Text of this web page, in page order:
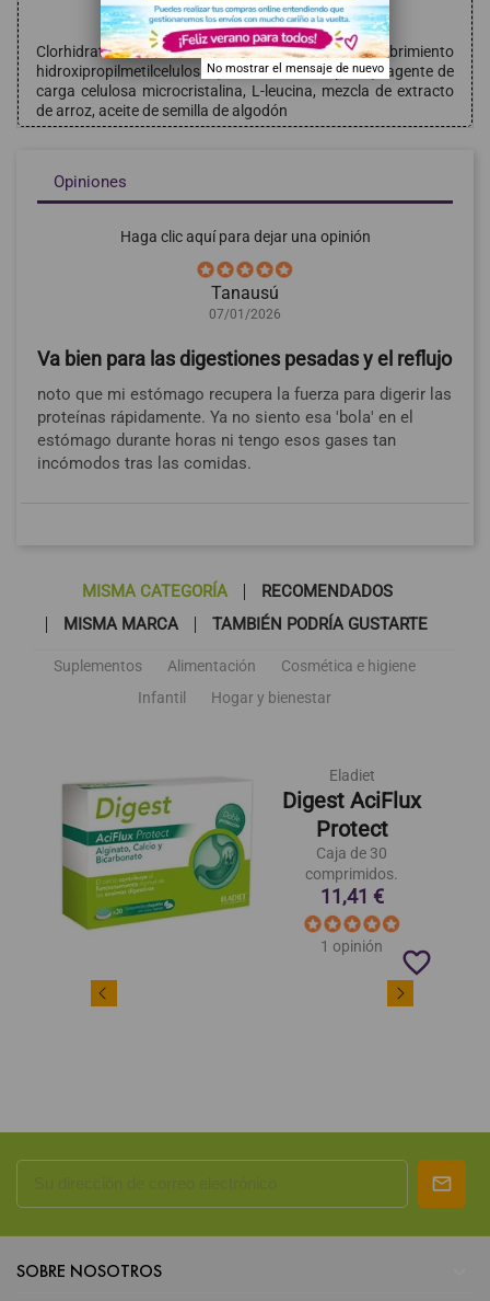
Composición
Clorhidrato de betaína, agente de recubrimiento
hidroxipropilmetilcelulosa (cubierta de la cápsula), agente de
carga celulosa microcristalina, L-leucina, mezcla de extracto
de arroz, aceite de semilla de algodón
Opiniones
Haga clic aquí para dejar una opinión
Tanausú
07/01/2026
Va bien para las digestiones pesadas y el reflujo
noto que mi estómago recupera la fuerza para digerir las
proteínas rápidamente. Ya no siento esa 'bola' en el
estómago durante horas ni tengo esos gases tan
incómodos tras las comidas.
MISMA CATEGORÍA
RECOMENDADOS
MISMA MARCA
TAMBIÉN PODRÍA GUSTARTE
Suplementos Alimentación
Cosmética e higiene
Infantil
Hogar y bienestar
Eladiet
Digest AciFlux
Protect
Caja de 30
comprimidos.
11,41 €
1 opinión
favorite_border
SOBRE NOSOTROS
No mostrar el mensaje de nuevo